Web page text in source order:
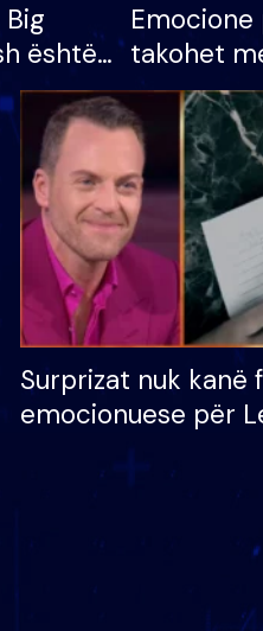
është
shtëpinë
për
takohet
vajzën
S’kemi
apo jo?
Surprizat nuk kanë
emocionuese për